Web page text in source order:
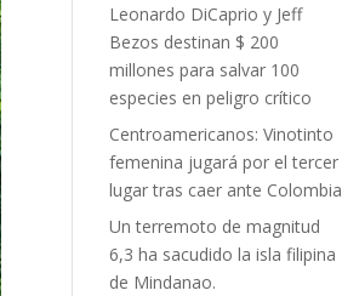
Leonardo DiCaprio y Jeff
Bezos destinan $ 200
millones para salvar 100
especies en peligro crítico
Centroamericanos: Vinotinto
femenina jugará por el tercer
lugar tras caer ante Colombia
Un terremoto de magnitud
6,3 ha sacudido la isla filipina
de Mindanao.